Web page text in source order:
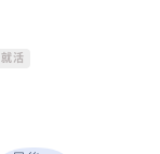
就活